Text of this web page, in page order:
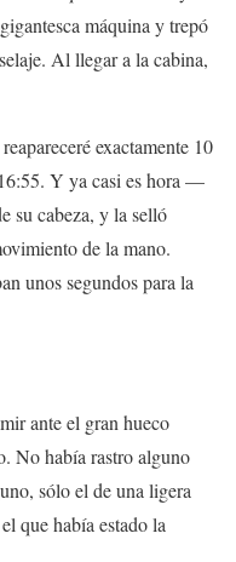
máquina y trepó
Al llegar a la cabina,
exactamente 10
Y ya casi es hora —
su cabeza, y la selló
de la mano.
unos segundos para la
ante el gran hueco
No había rastro alguno
sólo el de una ligera
que había estado la